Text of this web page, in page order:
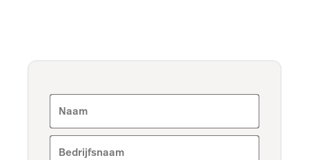
Naam
Bedrijfsnaam